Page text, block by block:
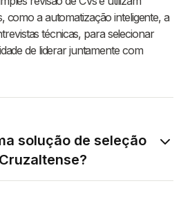
como a automatização inteligente, a
técnicas, para selecionar
de liderar juntamente com
solução de seleção